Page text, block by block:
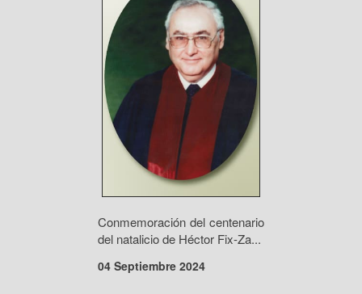
Conmemoración del centenario
del natalicio de Héctor Fix-Za...
04 Septiembre 2024